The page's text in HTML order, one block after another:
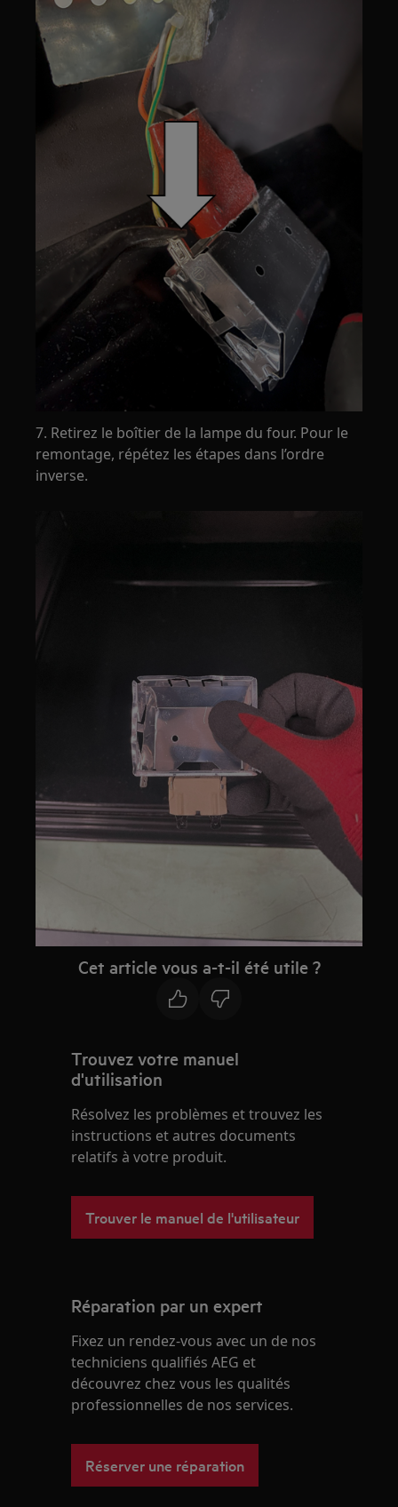
7. Retirez le boîtier de la lampe du four. Pour le
remontage, répétez les étapes dans l’ordre
inverse.
Cet article vous a-t-il été utile ?
Trouvez votre manuel
d'utilisation
Résolvez les problèmes et trouvez les
instructions et autres documents
relatifs à votre produit.
Trouver le manuel de l'utilisateur
Réparation par un expert
Fixez un rendez-vous avec un de nos
techniciens qualifiés AEG et
découvrez chez vous les qualités
professionnelles de nos services.
Réserver une réparation